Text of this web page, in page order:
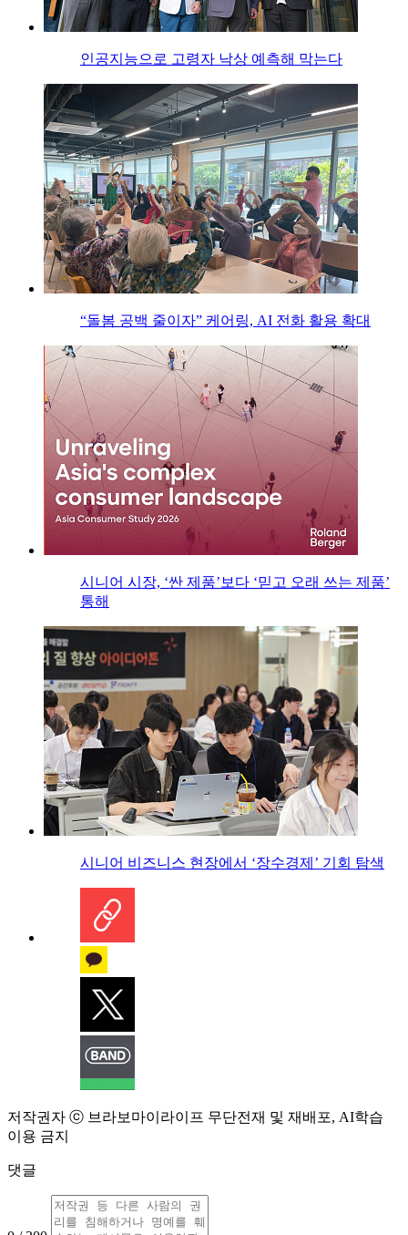
인공지능으로 고령자 낙상 예측해 막는다
“돌봄 공백 줄이자” 케어링, AI 전화 활용 확대
시니어 시장, ‘싼 제품’보다 ‘믿고 오래 쓰는 제품’
통해
시니어 비즈니스 현장에서 ‘장수경제’ 기회 탐색
저작권자 ⓒ 브라보마이라이프 무단전재 및 재배포, AI학습
이용 금지
댓글